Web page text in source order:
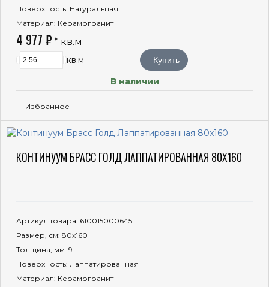
Поверхность: Натуральная
Материал: Керамогранит
4 977 ₽ * кв.м
кв.м Купить
В наличии
Избранное
КОНТИНУУМ БРАСС ГОЛД ЛАППАТИРОВАННАЯ 80X160
Артикул товара: 610015000645
Размер, см: 80x160
Толщина, мм: 9
Поверхность: Лаппатированная
Материал: Керамогранит